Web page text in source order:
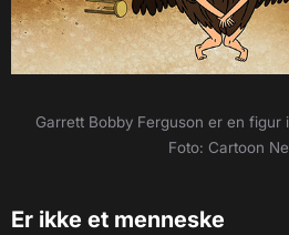
Garrett Bobby Ferguson er en figur
Foto: Cartoon
Er ikke et menneske